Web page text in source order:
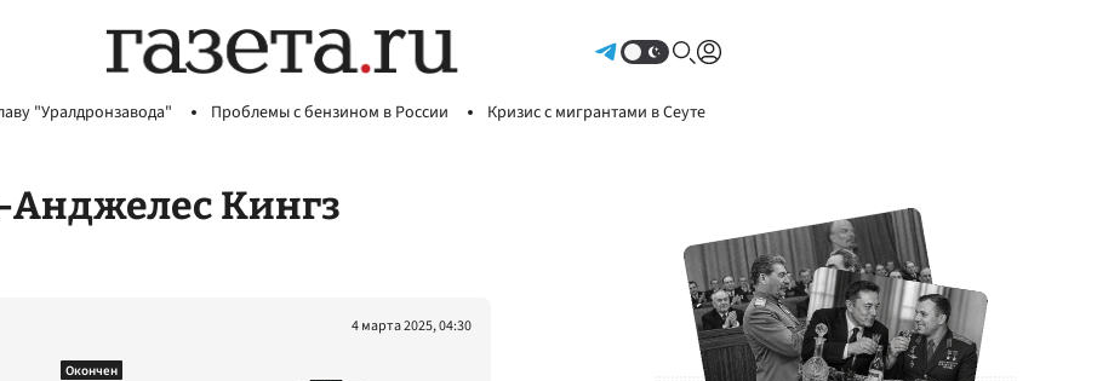
"Уралдронзавода" Проблемы с бензином в России Кризис с мигрантами в Сеуте
Анджелес Кингз
4 марта 2025, 04:30
Окончен